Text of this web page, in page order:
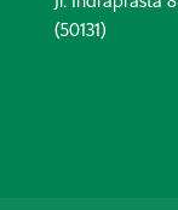
(50131)